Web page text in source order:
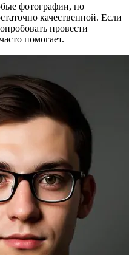
фотографии, но
качественной. Если
провести
помогает.